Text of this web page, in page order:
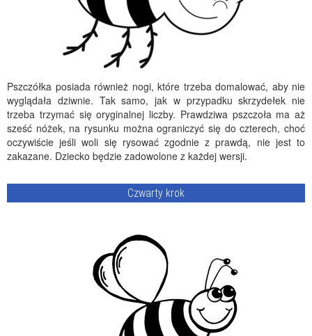
Pszczółka posiada również nogi, które trzeba domalować, aby nie
wyglądała dziwnie. Tak samo, jak w przypadku skrzydełek nie
trzeba trzymać się oryginalnej liczby. Prawdziwa pszczoła ma aż
sześć nóżek, na rysunku można ograniczyć się do czterech, choć
oczywiście jeśli woli się rysować zgodnie z prawdą, nie jest to
zakazane. Dziecko będzie zadowolone z każdej wersji.
Czwarty krok